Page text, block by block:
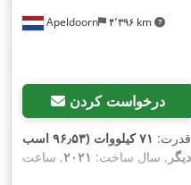
Apeldoorn ۴٬۳۹۶ km
درخواست کردن
۷۱ کیلووات (۹۶٫۵۳ اسب
دیگر , سال ساخت: ۲۰۲۱, ساعت